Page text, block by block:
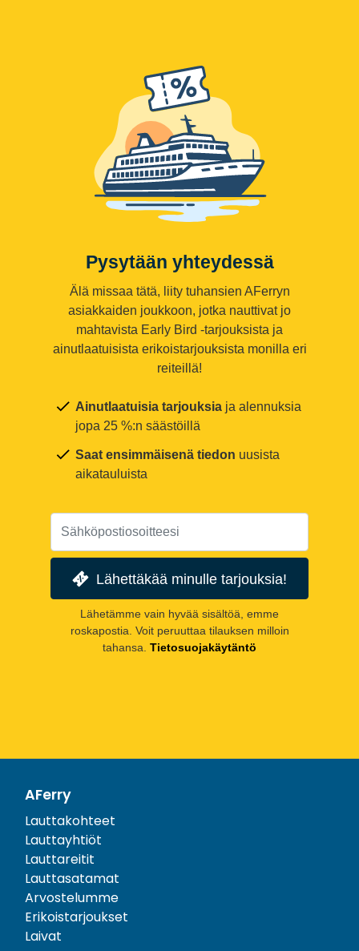
Pysytään yhteydessä
Älä missaa tätä, liity tuhansien AFerryn
asiakkaiden joukkoon, jotka nauttivat jo
mahtavista Early Bird -tarjouksista ja
ainutlaatuisista erikoistarjouksista monilla eri
reiteillä!
Ainutlaatuisia tarjouksia ja alennuksia
jopa 25 %:n säästöillä
Saat ensimmäisenä tiedon uusista
aikatauluista
Lähettäkää minulle tarjouksia!
Lähetämme vain hyvää sisältöä, emme
roskapostia. Voit peruuttaa tilauksen milloin
tahansa. Tietosuojakäytäntö
AFerry
Lauttakohteet
Lauttayhtiöt
Lauttareitit
Lauttasatamat
Arvostelumme
Erikoistarjoukset
Laivat